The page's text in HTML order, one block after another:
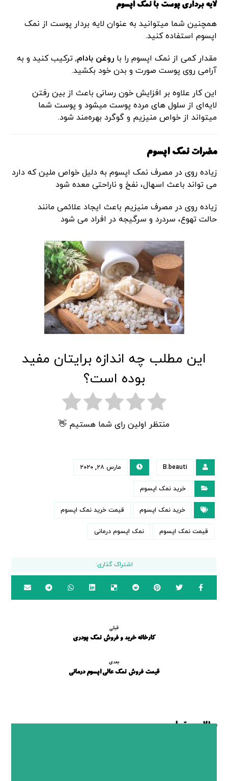
لایه برداری پوست با نمک اپسوم
همچنین شما میتوانید به عنوان لایه بردار پوست از نمک
اپسوم استفاده کنید.
مقدار کمی از نمک اپسوم را باروغن‌ بادام, ترکیب کنید و به
آرامی روی پوست صورت و بدن خود بکشید.
این کار علاوه بر افزایش خون رسانی باعث از بین رفتن
لایه‌ای از سلول های مرده پوست میشود و پوست شما
میتواند از خواص منیزیم و گوگرد بهره‌مند شود.
مضرات نمک اپسوم
زیاده روی در مصرف نمک اپسوم به دلیل خواص ملین که دارد
می تواند باعث اسهال، نفخ و ناراحتی معده شود
زیاده روی در مصرف منیزیم باعث ایجاد علائمی مانند
حالت تهوع، سردرد و سرگیجه در افراد می شود
این مطلب چه اندازه برایتان مفید
بوده است؟
منتظر اولین رای شما هستیم 👋
B.beauti مارس ۲۸, ۲۰۲۰
خرید نمک اپسوم
خرید نمک اپسوم قیمت خرید نمک اپسوم
قیمت نمک اپسوم نمک اپسوم درمانی
قبلی
کارخانه خرید و فروش نمک پودری
بعدی
قیمت فروش نمک عالی اپسوم درمانی
مطالب مرتبط ...